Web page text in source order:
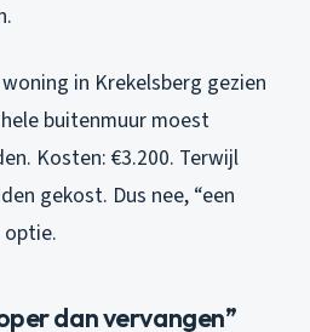
in Krekelsberg gezien
buitenmuur moest
Kosten: €3.200. Terwijl
gekost. Dus nee, “een
optie.
dan vervangen”